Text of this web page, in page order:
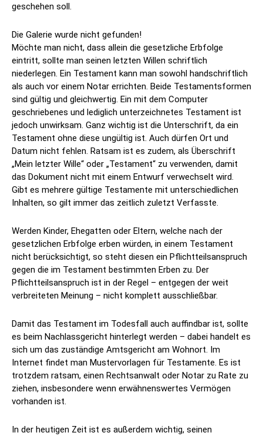
geschehen soll.
Die Galerie wurde nicht gefunden!
Möchte man nicht, dass allein die gesetzliche Erbfolge
eintritt, sollte man seinen letzten Willen schriftlich
niederlegen. Ein Testament kann man sowohl handschriftlich
als auch vor einem Notar errichten. Beide Testamentsformen
sind gültig und gleichwertig. Ein mit dem Computer
geschriebenes und lediglich unterzeichnetes Testament ist
jedoch unwirksam. Ganz wichtig ist die Unterschrift, da ein
Testament ohne diese ungültig ist. Auch dürfen Ort und
Datum nicht fehlen. Ratsam ist es zudem, als Überschrift
„Mein letzter Wille“ oder „Testament“ zu verwenden, damit
das Dokument nicht mit einem Entwurf verwechselt wird.
Gibt es mehrere gültige Testamente mit unterschiedlichen
Inhalten, so gilt immer das zeitlich zuletzt Verfasste.
Werden Kinder, Ehegatten oder Eltern, welche nach der
gesetzlichen Erbfolge erben würden, in einem Testament
nicht berücksichtigt, so steht diesen ein Pflichtteilsanspruch
gegen die im Testament bestimmten Erben zu. Der
Pflichtteilsanspruch ist in der Regel – entgegen der weit
verbreiteten Meinung – nicht komplett ausschließbar.
Damit das Testament im Todesfall auch auffindbar ist, sollte
es beim Nachlassgericht hinterlegt werden – dabei handelt es
sich um das zuständige Amtsgericht am Wohnort. Im
Internet findet man Mustervorlagen für Testamente. Es ist
trotzdem ratsam, einen Rechtsanwalt oder Notar zu Rate zu
ziehen, insbesondere wenn erwähnenswertes Vermögen
vorhanden ist.
In der heutigen Zeit ist es außerdem wichtig, seinen